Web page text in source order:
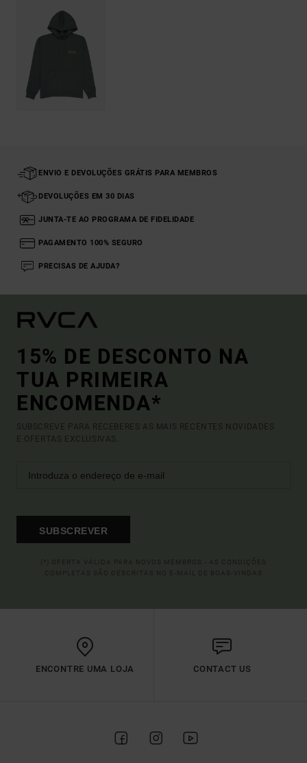
ENVIO E DEVOLUÇÕES GRÁTIS PARA MEMBROS
DEVOLUÇÕES EM 30 DIAS
JUNTA-TE AO PROGRAMA DE FIDELIDADE
PAGAMENTO 100% SEGURO
PRECISAS DE AJUDA?
15% DE DESCONTO NA
TUA PRIMEIRA
ENCOMENDA*
SUBSCREVE PARA RECEBERES AS MAIS RECENTES NOVIDADES
E OFERTAS EXCLUSIVAS.
SUBSCREVER
ENCONTRE UMA LOJA CONTACT US